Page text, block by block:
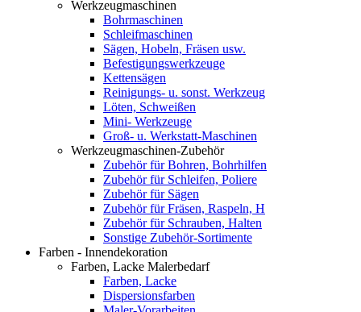
Werkzeugmaschinen
Bohrmaschinen
Schleifmaschinen
Sägen, Hobeln, Fräsen usw.
Befestigungswerkzeuge
Kettensägen
Reinigungs- u. sonst. Werkzeug
Löten, Schweißen
Mini- Werkzeuge
Groß- u. Werkstatt-Maschinen
Werkzeugmaschinen-Zubehör
Zubehör für Bohren, Bohrhilfen
Zubehör für Schleifen, Poliere
Zubehör für Sägen
Zubehör für Fräsen, Raspeln, H
Zubehör für Schrauben, Halten
Sonstige Zubehör-Sortimente
Farben - Innendekoration
Farben, Lacke Malerbedarf
Farben, Lacke
Dispersionsfarben